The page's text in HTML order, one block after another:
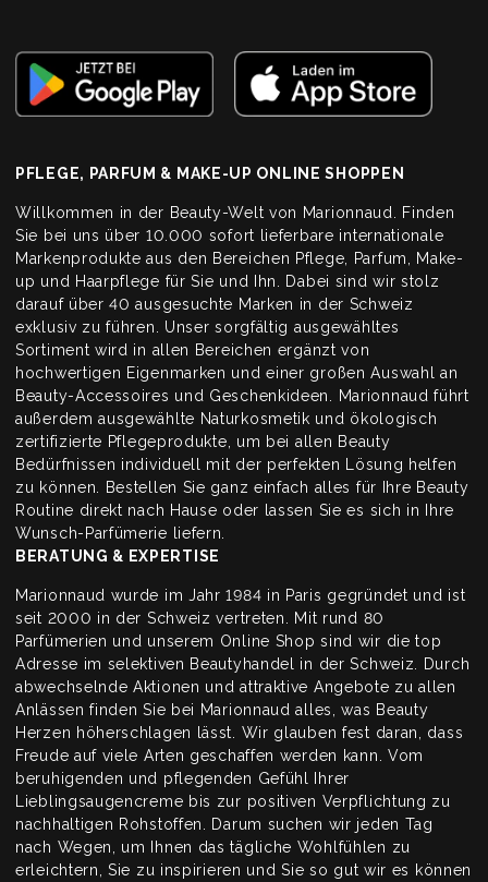
PFLEGE, PARFUM & MAKE-UP ONLINE SHOPPEN
Willkommen in der Beauty-Welt von Marionnaud. Finden
Sie bei uns über 10.000 sofort lieferbare internationale
Markenprodukte aus den Bereichen Pflege, Parfum, Make-
up und Haarpflege für Sie und Ihn. Dabei sind wir stolz
darauf über 40 ausgesuchte Marken in der Schweiz
exklusiv zu führen. Unser sorgfältig ausgewähltes
Sortiment wird in allen Bereichen ergänzt von
hochwertigen Eigenmarken und einer großen Auswahl an
Beauty-Accessoires und Geschenkideen. Marionnaud führt
außerdem ausgewählte Naturkosmetik und ökologisch
zertifizierte Pflegeprodukte, um bei allen Beauty
Bedürfnissen individuell mit der perfekten Lösung helfen
zu können. Bestellen Sie ganz einfach alles für Ihre Beauty
Routine direkt nach Hause oder lassen Sie es sich in Ihre
Wunsch-Parfümerie liefern.
BERATUNG & EXPERTISE
Marionnaud wurde im Jahr 1984 in Paris gegründet und ist
seit 2000 in der Schweiz vertreten. Mit rund 80
Parfümerien und unserem Online Shop sind wir die top
Adresse im selektiven Beautyhandel in der Schweiz. Durch
abwechselnde Aktionen und attraktive Angebote zu allen
Anlässen finden Sie bei Marionnaud alles, was Beauty
Herzen höherschlagen lässt. Wir glauben fest daran, dass
Freude auf viele Arten geschaffen werden kann. Vom
beruhigenden und pflegenden Gefühl Ihrer
Lieblingsaugencreme bis zur positiven Verpflichtung zu
nachhaltigen Rohstoffen. Darum suchen wir jeden Tag
nach Wegen, um Ihnen das tägliche Wohlfühlen zu
erleichtern, Sie zu inspirieren und Sie so gut wir es können